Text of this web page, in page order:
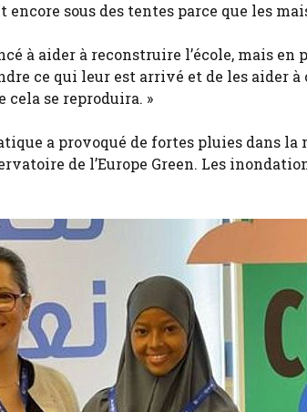
sous des tentes parce que les
à aider à reconstruire l’école, mais
ce qui leur est arrivé et de les aider
cela se reproduira. »
a provoqué de fortes pluies dans la
de l’Europe Green. Les